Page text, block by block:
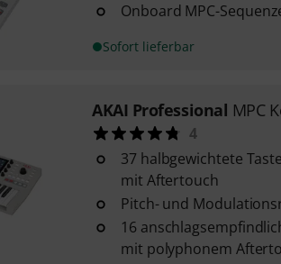
Onboard MPC-
Sofort lieferbar
AKAI Professional MPC
4
37 halbgewichtete
mit Aftertouch
Pitch- und
16
mit polyphonem